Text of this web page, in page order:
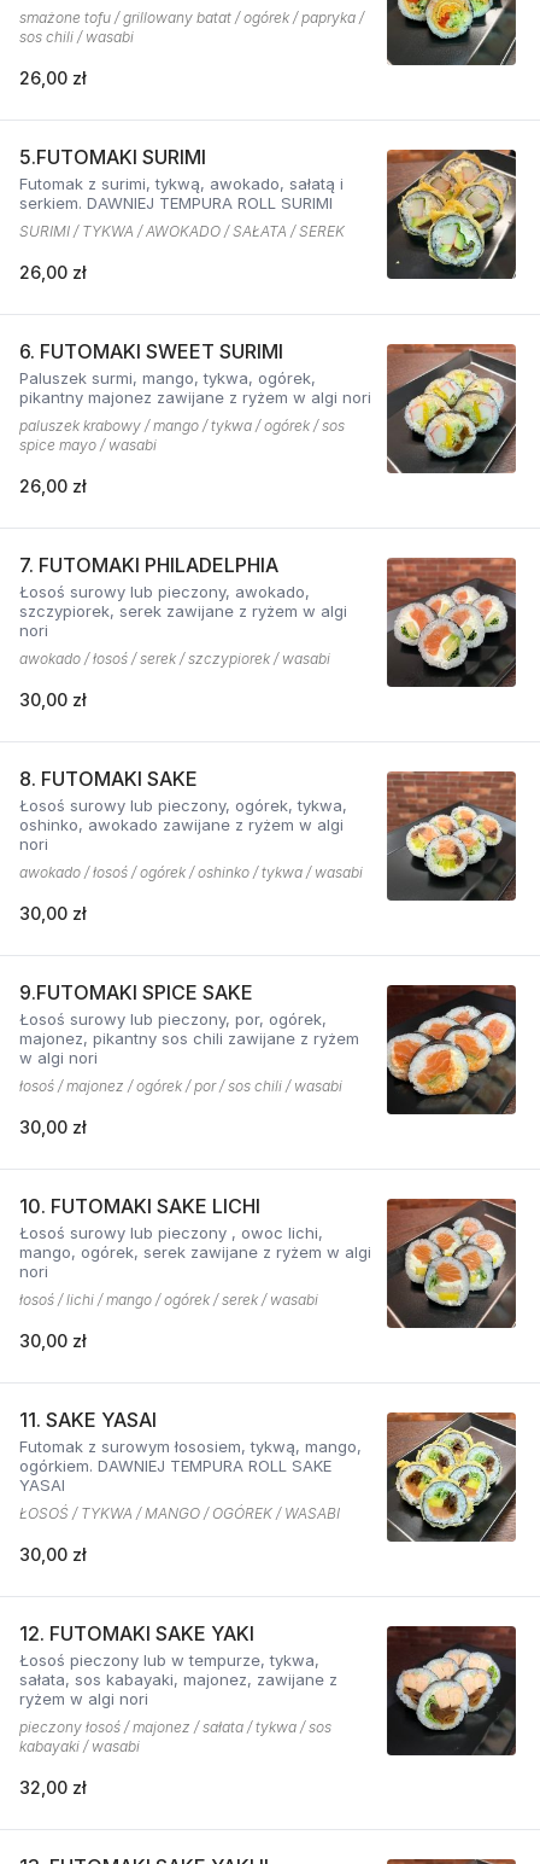
smażone tofu / grillowany batat / ogórek / papryka /
sos chili / wasabi
26,00 zł
5.FUTOMAKI SURIMI
Futomak z surimi, tykwą, awokado, sałatą i
serkiem. DAWNIEJ TEMPURA ROLL SURIMI
SURIMI / TYKWA / AWOKADO / SAŁATA / SEREK
26,00 zł
6. FUTOMAKI SWEET SURIMI
Paluszek surmi, mango, tykwa, ogórek,
pikantny majonez zawijane z ryżem w algi nori
paluszek krabowy / mango / tykwa / ogórek / sos
spice mayo / wasabi
26,00 zł
7. FUTOMAKI PHILADELPHIA
Łosoś surowy lub pieczony, awokado,
szczypiorek, serek zawijane z ryżem w algi
nori
awokado / łosoś / serek / szczypiorek / wasabi
30,00 zł
8. FUTOMAKI SAKE
Łosoś surowy lub pieczony, ogórek, tykwa,
oshinko, awokado zawijane z ryżem w algi
nori
awokado / łosoś / ogórek / oshinko / tykwa / wasabi
30,00 zł
9.FUTOMAKI SPICE SAKE
Łosoś surowy lub pieczony, por, ogórek,
majonez, pikantny sos chili zawijane z ryżem
w algi nori
łosoś / majonez / ogórek / por / sos chili / wasabi
30,00 zł
10. FUTOMAKI SAKE LICHI
Łosoś surowy lub pieczony , owoc lichi,
mango, ogórek, serek zawijane z ryżem w algi
nori
łosoś / lichi / mango / ogórek / serek / wasabi
30,00 zł
11. SAKE YASAI
Futomak z surowym łososiem, tykwą, mango,
ogórkiem. DAWNIEJ TEMPURA ROLL SAKE
YASAI
ŁOSOŚ / TYKWA / MANGO / OGÓREK / WASABI
30,00 zł
12. FUTOMAKI SAKE YAKI
Łosoś pieczony lub w tempurze, tykwa,
sałata, sos kabayaki, majonez, zawijane z
ryżem w algi nori
pieczony łosoś / majonez / sałata / tykwa / sos
kabayaki / wasabi
32,00 zł